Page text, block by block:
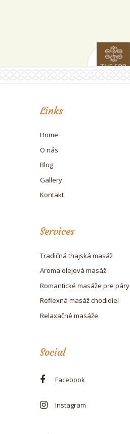
Links
Home
O nás
Blog
Gallery
Kontakt
Services
Tradičná thajská masáž
Aroma olejová masáž
Romantické masáže pre páry
Reflexná masáž chodidiel
Relaxačné masáže
Social
Facebook
Instagram